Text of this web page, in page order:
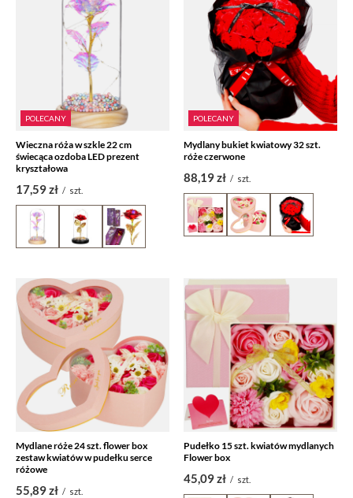
POLECANY
Wieczna róża w szkle 22 cm
świecąca ozdoba LED prezent
kryształowa
17,59 zł / szt.
POLECANY
Mydlany bukiet kwiatowy 32 szt.
róże czerwone
88,19 zł / szt.
Mydlane róże 24 szt. flower box
zestaw kwiatów w pudełku serce
różowe
55,89 zł / szt.
Pudełko 15 szt. kwiatów mydlanych
Flower box
45,09 zł / szt.